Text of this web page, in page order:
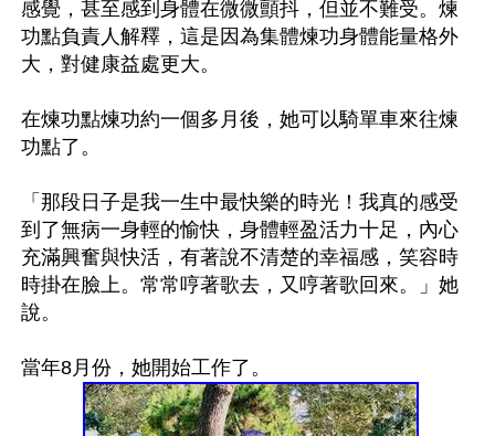
感覺，甚至感到身體在微微顫抖，但並不難受。煉
功點負責人解釋，這是因為集體煉功身體能量格外
大，對健康益處更大。
在煉功點煉功約一個多月後，她可以騎單車來往煉
功點了。
「那段日子是我一生中最快樂的時光！我真的感受
到了無病一身輕的愉快，身體輕盈活力十足，內心
充滿興奮與快活，有著說不清楚的幸福感，笑容時
時掛在臉上。常常哼著歌去，又哼著歌回來。」她
說。